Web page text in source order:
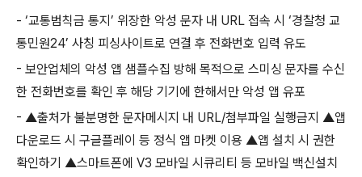
- ‘교통범칙금 통지’ 위장한 악성 문자 내 URL 접속 시 ‘경찰청 교
통민원24’ 사칭 피싱사이트로 연결 후 전화번호 입력 유도
- 보안업체의 악성 앱 샘플수집 방해 목적으로 스미싱 문자를 수신
한 전화번호를 확인 후 해당 기기에 한해서만 악성 앱 유포
- ▲출처가 불분명한 문자메시지 내 URL/첨부파일 실행금지 ▲앱
다운로드 시 구글플레이 등 정식 앱 마켓 이용 ▲앱 설치 시 권한
확인하기 ▲스마트폰에 V3 모바일 시큐리티 등 모바일 백신설치